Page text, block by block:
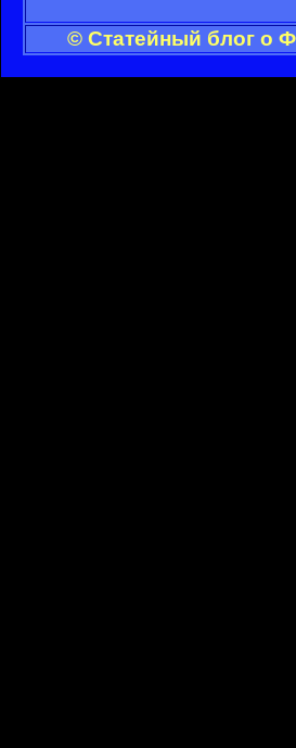
© Статейный блог о